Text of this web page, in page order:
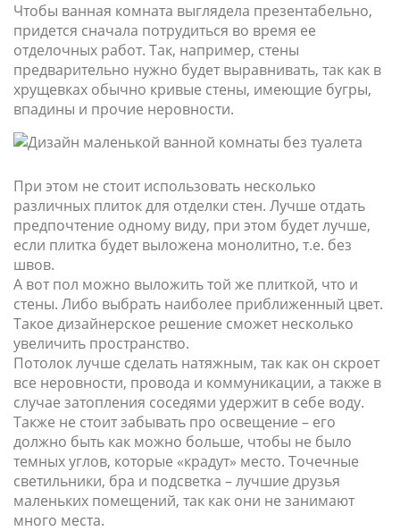
Чтобы ванная комната выглядела презентабельно,
придется сначала потрудиться во время ее
отделочных работ. Так, например, стены
предварительно нужно будет выравнивать, так как в
хрущевках обычно кривые стены, имеющие бугры,
впадины и прочие неровности.
При этом не стоит использовать несколько
различных плиток для отделки стен. Лучше отдать
предпочтение одному виду, при этом будет лучше,
если плитка будет выложена монолитно, т.е. без
швов.
А вот пол можно выложить той же плиткой, что и
стены. Либо выбрать наиболее приближенный цвет.
Такое дизайнерское решение сможет несколько
увеличить пространство.
Потолок лучше сделать натяжным, так как он скроет
все неровности, провода и коммуникации, а также в
случае затопления соседями удержит в себе воду.
Также не стоит забывать про освещение – его
должно быть как можно больше, чтобы не было
темных углов, которые «крадут» место. Точечные
светильники, бра и подсветка – лучшие друзья
маленьких помещений, так как они не занимают
много места.